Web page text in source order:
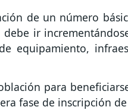
de un número
ir
equipamiento,
para
fase de inscripción